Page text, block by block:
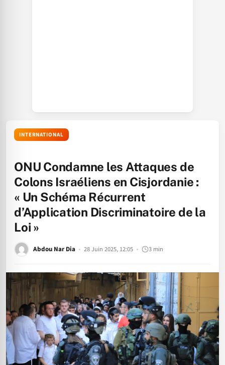
INTERNATIONAL
ONU Condamne les Attaques de
Colons Israéliens en Cisjordanie :
« Un Schéma Récurrent
d’Application Discriminatoire de la
Loi »
Abdou Nar Dia 28 Juin 2025, 12:05 3 min